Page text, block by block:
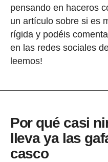
pensando en haceros
un artículo sobre si es
rígida y podéis
en las redes sociales
leemos!
Por qué casi
lleva ya las
casco